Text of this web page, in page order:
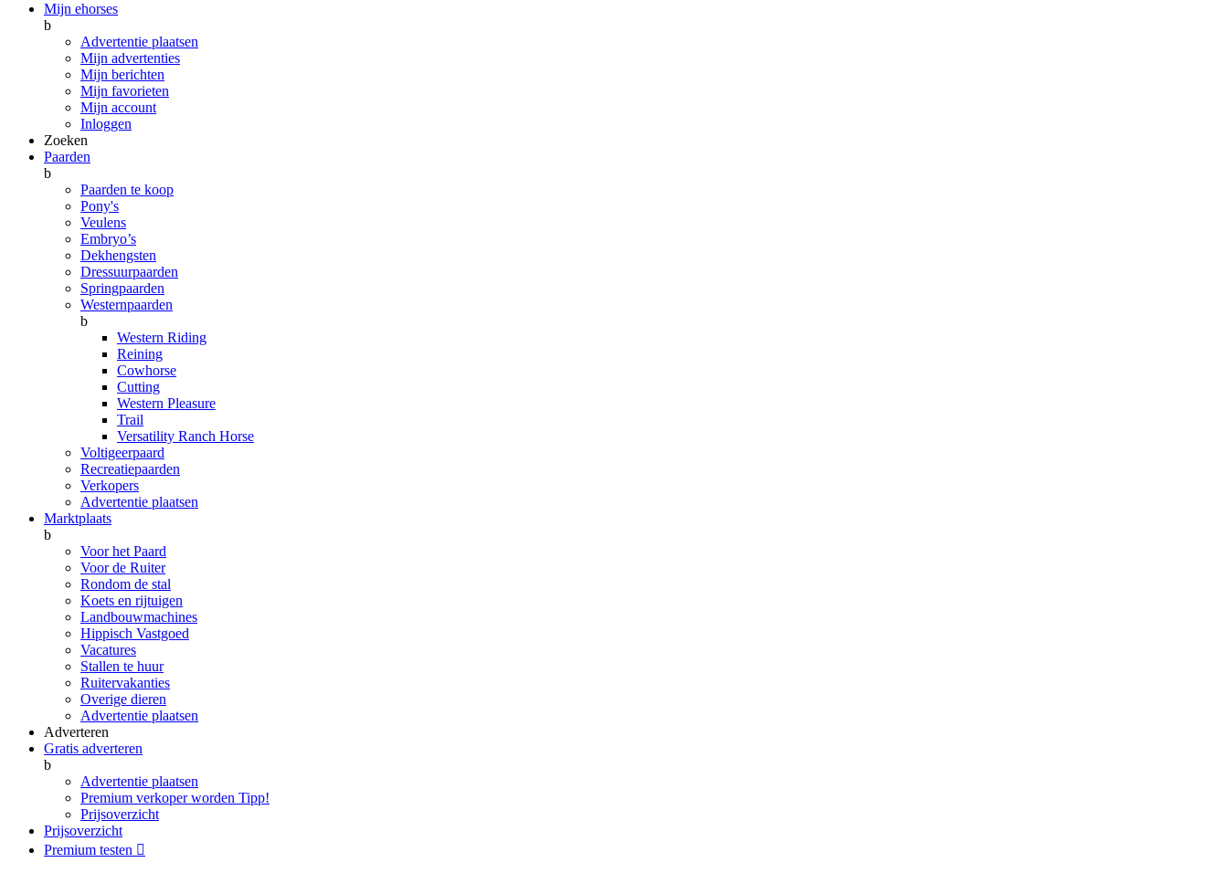
Mijn ehorses
b
Advertentie plaatsen
Mijn advertenties
Mijn berichten
Mijn favorieten
Mijn account
Inloggen
Zoeken
Paarden
b
Paarden te koop
Pony's
Veulens
Embryo’s
Dekhengsten
Dressuurpaarden
Springpaarden
Westernpaarden
b
Western Riding
Reining
Cowhorse
Cutting
Western Pleasure
Trail
Versatility Ranch Horse
Voltigeerpaard
Recreatiepaarden
Verkopers
Advertentie plaatsen
Marktplaats
b
Voor het Paard
Voor de Ruiter
Rondom de stal
Koets en rijtuigen
Landbouwmachines
Hippisch Vastgoed
Vacatures
Stallen te huur
Ruitervakanties
Overige dieren
Advertentie plaatsen
Adverteren
Gratis adverteren
b
Advertentie plaatsen
Premium verkoper worden Tipp!
Prijsoverzicht
Prijsoverzicht
Premium testen 